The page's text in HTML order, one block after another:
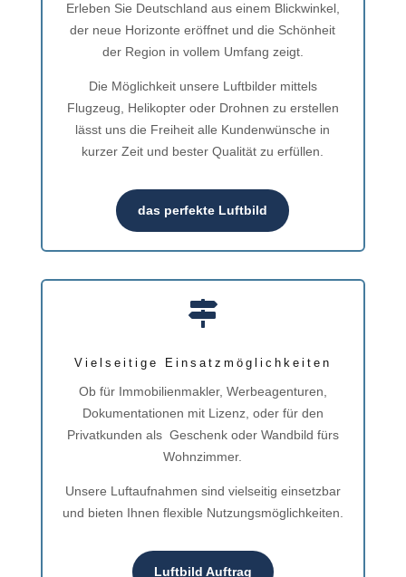
Erleben Sie Deutschland aus einem Blickwinkel,
der neue Horizonte eröffnet und die Schönheit
der Region in vollem Umfang zeigt.
Die Möglichkeit unsere Luftbilder mittels
Flugzeug, Helikopter oder Drohnen zu erstellen
lässt uns die Freiheit alle Kundenwünsche in
kurzer Zeit und bester Qualität zu erfüllen.
das perfekte Luftbild

Vielseitige Einsatzmöglichkeiten
Ob für Immobilienmakler, Werbeagenturen,
Dokumentationen mit Lizenz, oder für den
Privatkunden als Geschenk oder Wandbild fürs
Wohnzimmer.
Unsere Luftaufnahmen sind vielseitig einsetzbar
und bieten Ihnen flexible Nutzungsmöglichkeiten.
Luftbild Auftrag